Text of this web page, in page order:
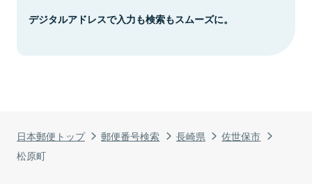
日本郵便トップ 郵便番号検索 長崎県
佐世保市
松原町
デジタルアドレスで入力も検索もスムーズに。